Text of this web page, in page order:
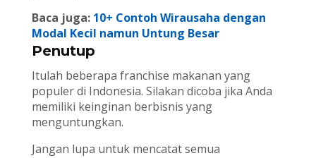
Baca juga: 10+ Contoh Wirausaha dengan
Modal Kecil namun Untung Besar
Penutup
Itulah beberapa franchise makanan yang
populer di Indonesia. Silakan dicoba jika Anda
memiliki keinginan berbisnis yang
menguntungkan.
Jangan lupa untuk mencatat semua